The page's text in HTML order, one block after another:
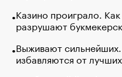
Казино проиграло.
разрушают
Выживают
избавляются от